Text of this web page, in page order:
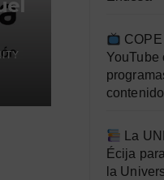
YouTube
La
Écija
la